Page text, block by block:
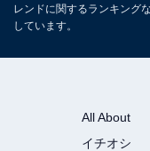
レンドに関するランキング
しています。
All About
イチオシ